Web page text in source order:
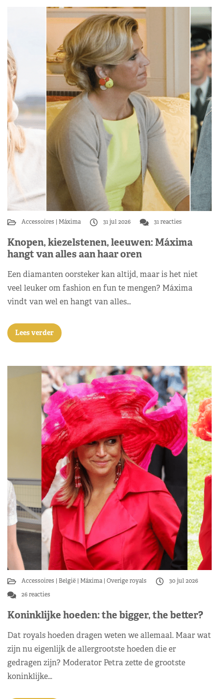
Accessoires Máxima 31 jul 2026 31 reacties
Knopen, kiezelstenen, leeuwen: Máxima
hangt van alles aan haar oren
Een diamanten oorsteker kan altijd, maar is het niet
veel leuker om fashion en fun te mengen? Máxima
vindt van wel en hangt van alles…
Lees verder
Accessoires België Máxima Overige royals
30 jul 2026
26 reacties
Koninklijke hoeden: the bigger, the better?
Dat royals hoeden dragen weten we allemaal. Maar wat
zijn nu eigenlijk de allergrootste hoeden die er
gedragen zijn? Moderator Petra zette de grootste
koninklijke…